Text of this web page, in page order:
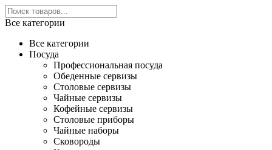
Все категории
Все категории
Посуда
Профессиональная посуда
Обеденные сервизы
Столовые сервизы
Чайные сервизы
Кофейные сервизы
Столовые приборы
Чайные наборы
Сковороды